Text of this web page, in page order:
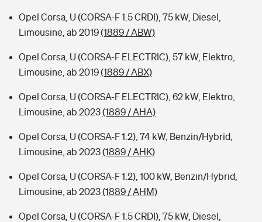
Opel Corsa, U (CORSA-F 1.5 CRDI), 75 kW, Diesel,
Limousine, ab 2019(1889 / ABW)
Opel Corsa, U (CORSA-F ELECTRIC), 57 kW, Elektro,
Limousine, ab 2019(1889 / ABX)
Opel Corsa, U (CORSA-F ELECTRIC), 62 kW, Elektro,
Limousine, ab 2023(1889 / AHA)
Opel Corsa, U (CORSA-F 1.2), 74 kW, Benzin/Hybrid,
Limousine, ab 2023(1889 / AHK)
Opel Corsa, U (CORSA-F 1.2), 100 kW, Benzin/Hybrid,
Limousine, ab 2023(1889 / AHM)
Opel Corsa, U (CORSA-F 1.5 CRDI), 75 kW, Diesel,